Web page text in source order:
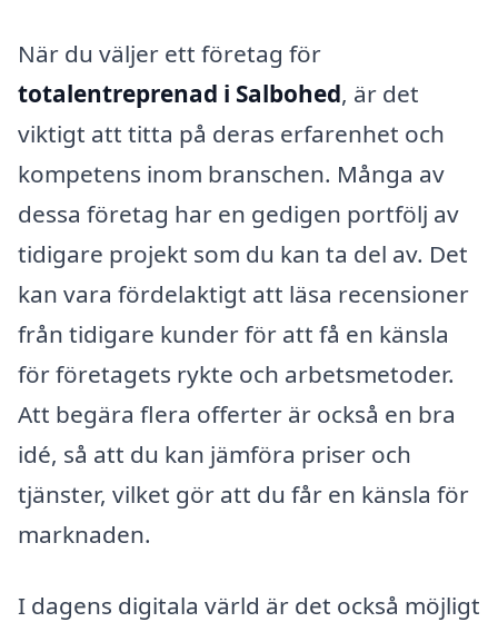
När du väljer ett företag för
totalentreprenad i Salbohed, är det
viktigt att titta på deras erfarenhet och
kompetens inom branschen. Många av
dessa företag har en gedigen portfölj av
tidigare projekt som du kan ta del av. Det
kan vara fördelaktigt att läsa recensioner
från tidigare kunder för att få en känsla
för företagets rykte och arbetsmetoder.
Att begära flera offerter är också en bra
idé, så att du kan jämföra priser och
tjänster, vilket gör att du får en känsla för
marknaden.
I dagens digitala värld är det också möjligt